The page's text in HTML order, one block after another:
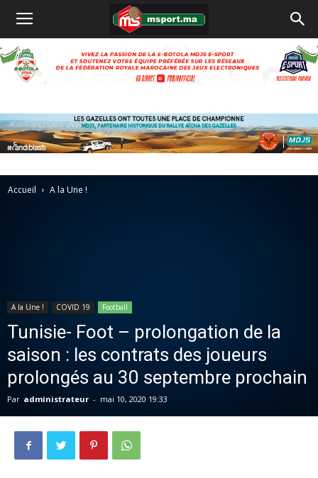
Accueil A la Une !
A la Une ! COVID 19 Football
Tunisie- Foot – prolongation de la
saison : les contrats des joueurs
prolongés au 30 septembre prochain
Par administrateur - mai 10, 2020 19:33